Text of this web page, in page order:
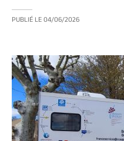
PUBLIÉ LE04/06/2026